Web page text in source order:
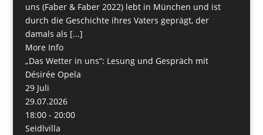
uns (Faber & Faber 2022) lebt in München und ist
durch die Geschichte ihres Vaters geprägt, der
damals als [...]
More Info
„Das Wetter in uns“: Lesung und Gespräch mit
Désirée Opela
29 Juli
29.07.2026
18:00 - 20:00
Seidlvilla